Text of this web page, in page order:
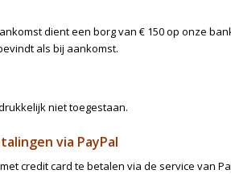
dient een borg van € 150 op onze
als bij aankomst.
niet toegestaan.
via PayPal
credit card te betalen via de service van